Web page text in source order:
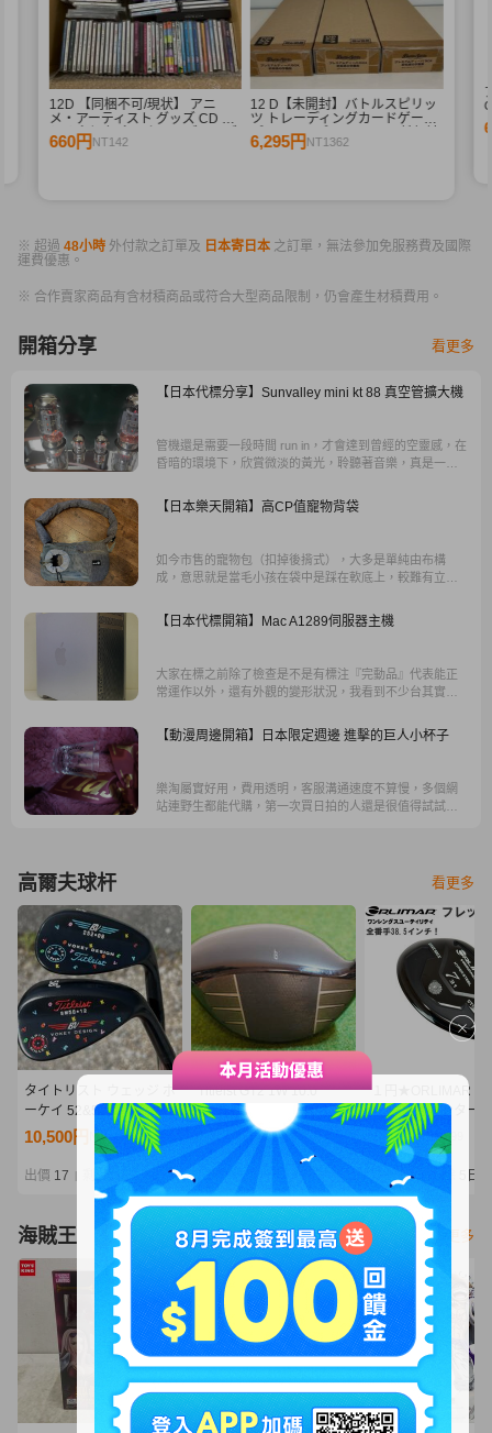
12D 【同梱不可/現状】 アニ
メ・アーティスト グッズ CD ま
とめ売り 初音ミク、ラブライブ
他
660円 NT142
12 D【未開封】バトルスピリッ
ツ トレーディングカードゲーム
プレミアムディーバ BOX 詩姫達
の学園祭 まとめ売り
6,295円 NT1362
※ 超過 48小時 外付款之訂單及 日本寄日本 之訂單，無法參加免服務費及國際
運費優惠。
※ 合作賣家商品有含材積商品或符合大型商品限制，仍會產生材積費用。
開箱分享 看更多
【日本代標分享】Sunvalley mini kt 88 真空管擴大機
管機還是需要一段時間 run in，才會達到曾經的空靈感，在
昏暗的環境下，欣賞微淡的黃光，聆聽著音樂，真是一大
了，開心。
【日本樂天開箱】高CP值寵物背袋
如今市售的寵物包（扣掉後揹式），大多是單純由布構
成，意思就是當毛小孩在袋中是踩在軟底上，較難有立足
還真的找到了，而且其他款式非常之多。
【日本代標開箱】Mac A1289伺服器主機
大家在標之前除了檢查是不是有標注『完動品』代表能正
常運作以外，還有外觀的變形狀況，我看到不少台其實腳
【動漫周邊開箱】日本限定週邊 進擊的巨人小杯子
樂淘屬實好用，費用透明，客服溝通速度不算慢，多個網
站連野生都能代購，第一次買日拍的人還是很值得試試
高爾夫球杆 看更多
タイトリスト ウェッジ ボ
ーケイ 52&58 vokey
oilcan wedge
10,500円 NT2,272
出價 17 剩餘
Titleist GT2 1W 10.0
／ タイトリスト
GT2 ドライバー
10,500円NT2,272
出價17 剩餘 5日
１円★ORLIMAR オ
ー ヤードハンター
BLACK ワンレング
ーティリティ
品販売★
2,310円NT499
出價12 5日
海賊王 看更多